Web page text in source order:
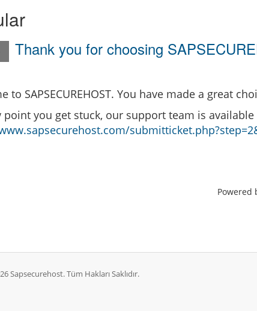
Thank you for choosing
to SAPSECUREHOST. You have made a great
point you get stuck, our support team is
Powered
Sapsecurehost. Tüm Hakları Saklıdır.